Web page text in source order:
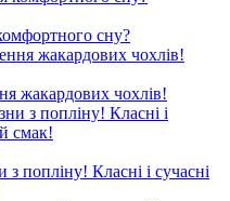
сну?
жакардових чохлів!
попліну! Класні і сучасні